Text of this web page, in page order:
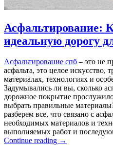
Асфальтирование:
идеальную дорогу
Асфальтирование спб – это не
асфальта, это целое искусство,
материалах, технологиях и
Задумывались ли вы, сколько
дорожное покрытие
выбрать правильные
разберем все, что связано с
необходимых материалов и
выполняемых работ и
Continue reading →